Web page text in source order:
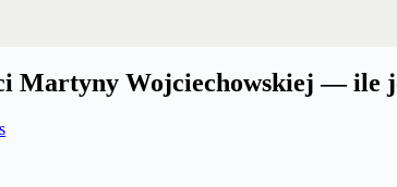
Martyny Wojciechowskiej — ile